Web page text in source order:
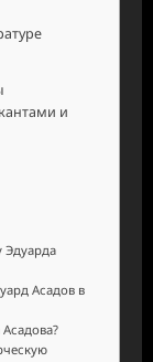
и
Эдуарда
Асадов в